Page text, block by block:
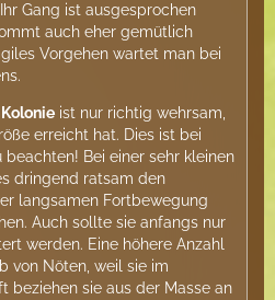
Gang ist ausgesprochen
auch eher gemütlich
Vorgehen wartet man bei
Kolonie ist nur richtig wehrsam,
erreicht hat. Dies ist bei
Bei einer sehr kleinen
dringend ratsam den
langsamen Fortbewegung
Auch sollte sie anfangs nur
werden. Eine höhere Anzahl
von Nöten, weil sie im
beziehen sie aus der Masse an